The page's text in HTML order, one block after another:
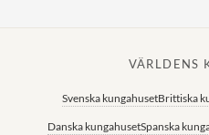
VÄRLDENS
Svenska kungahusetBrittiska
Danska kungahusetSpanska